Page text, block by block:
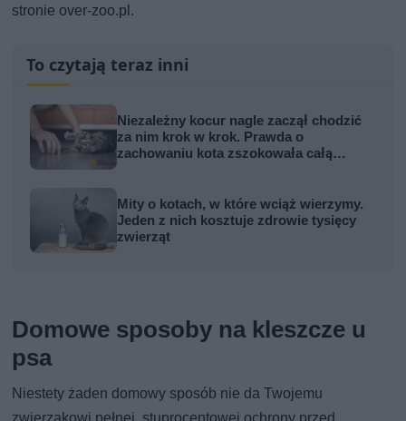
stronie over-zoo.pl.
To czytają teraz inni
Niezależny kocur nagle zaczął chodzić
za nim krok w krok. Prawda o
zachowaniu kota zszokowała całą
Mity o kotach, w które wciąż wierzymy.
Jeden z nich kosztuje zdrowie tysięcy
zwierząt
Domowe sposoby na kleszcze u
psa
Niestety żaden domowy sposób nie da Twojemu
zwierzakowi pełnej, stuprocentowej ochrony przed